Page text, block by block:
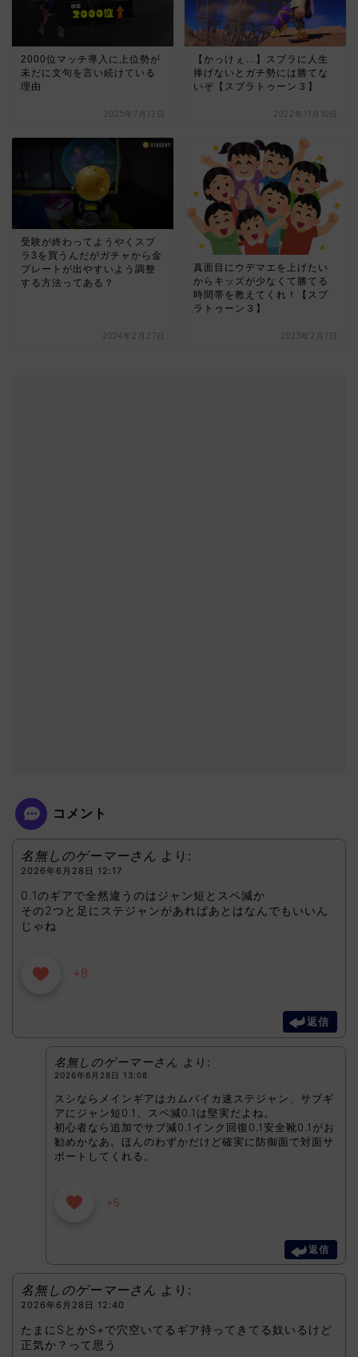
2000位マッチ導入に上位勢が
未だに文句を言い続けている
理由
2025年7月12日
【かっけぇ…】スプラに人生
捧げないとガチ勢には勝てな
いぞ【スプラトゥーン３】
2022年11月10日
受験が終わってようやくスプ
ラ3を買うんだがガチャから金
プレートが出やすいよう調整
する方法ってある？
2024年2月27日
真面目にウデマエを上げたい
からキッズが少なくて勝てる
時間帯を教えてくれ！【スプ
ラトゥーン３】
2023年2月7日
コメント
名無しのゲーマーさん より:
2026年6月28日 12:17
0.1のギアで全然違うのはジャン短とスペ減か
その2つと足にステジャンがあればあとはなんでもいいん
じゃね
+8
返信
名無しのゲーマーさん より:
2026年6月28日 13:08
スシならメインギアはカムバイカ速ステジャン、サブギ
アにジャン短0.1、スペ減0.1は堅実だよね。
初心者なら追加でサブ減0.1インク回復0.1安全靴0.1がお
勧めかなあ。ほんのわずかだけど確実に防御面で対面サ
ポートしてくれる。
+5
返信
名無しのゲーマーさん より:
2026年6月28日 12:40
たまにSとかS+で穴空いてるギア持ってきてる奴いるけど
正気か？って思う